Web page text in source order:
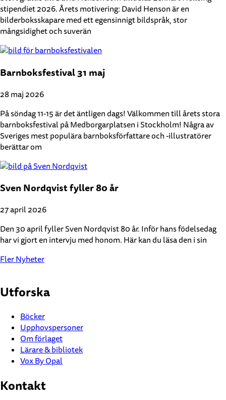
stipendiet 2026. Årets motivering: David Henson är en
bilderboksskapare med ett egensinnigt bildspråk, stor
mångsidighet och suverän
Barnboksfestival 31 maj
28 maj 2026
På söndag 11-15 är det äntligen dags! Välkommen till årets stora
barnboksfestival på Medborgarplatsen i Stockholm! Några av
Sveriges mest populära barnboksförfattare och -illustratörer
berättar om
Sven Nordqvist fyller 80 år
27 april 2026
Den 30 april fyller Sven Nordqvist 80 år. Inför hans födelsedag
har vi gjort en intervju med honom. Här kan du läsa den i sin
Fler Nyheter
Utforska
Böcker
Upphovspersoner
Om förlaget
Lärare & bibliotek
Vox By Opal
Kontakt